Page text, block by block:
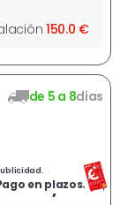
150.0 €
de 5 a 8días
769,71 €
en plazos.